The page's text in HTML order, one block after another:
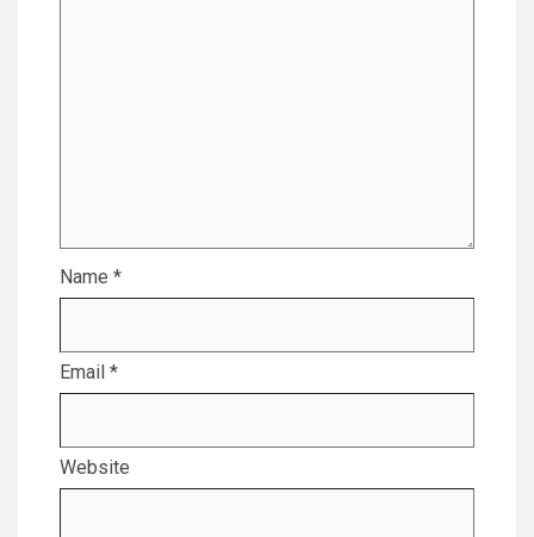
Name *
Email *
Website